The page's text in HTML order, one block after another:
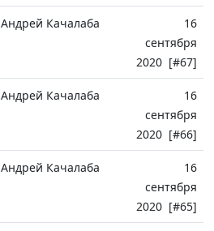
Андрей Качалаба
16
сентября
2020 [#67]
Андрей Качалаба
16
сентября
2020 [#66]
Андрей Качалаба
16
сентября
2020 [#65]